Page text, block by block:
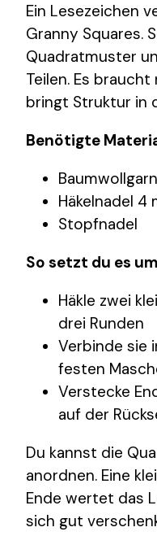
Ein Lesezeichen
Granny Squares.
Quadratmuster
Teilen. Es
bringt Struktur in
Benötigte
Häkelnadel 4
Stopfnadel
So setzt du es
Häkle zwei
drei Runden
Verbinde sie
festen
Verstecke
auf der
Du kannst die
anordnen. Eine
Ende wertet das
sich gut